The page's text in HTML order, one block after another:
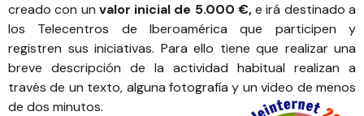
creado con un valor inicial de 5.000 €,e irá destinado a
los Telecentros de lberoamérica que participen y
registren sus iniciativas. Para ello tiene que realizar una
breve descripción de la actividad habitual realizan a
través de un texto, alguna fotografía y un video de menos
de dos minutos.